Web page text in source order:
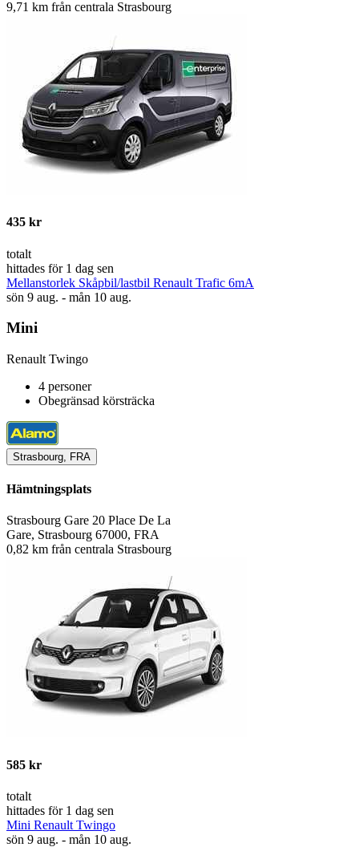
9,71 km från centrala Strasbourg
435 kr
totalt
hittades för 1 dag sen
Mellanstorlek Skåpbil/lastbil Renault Trafic 6mA
sön 9 aug. - mån 10 aug.
Mini
Renault Twingo
4 personer
Obegränsad körsträcka
Strasbourg, FRA
Hämtningsplats
Strasbourg Gare 20 Place De La
Gare, Strasbourg 67000, FRA
0,82 km från centrala Strasbourg
585 kr
totalt
hittades för 1 dag sen
Mini Renault Twingo
sön 9 aug. - mån 10 aug.